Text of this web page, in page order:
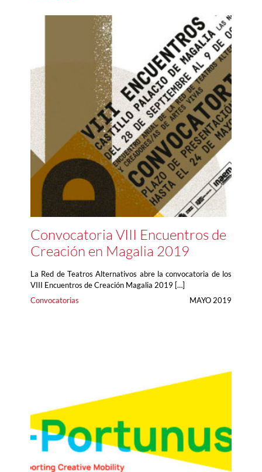
Convocatoria VIII Encuentros de
Creación en Magalia 2019
La Red de Teatros Alternativos abre la convocatoria de los
VIII Encuentros de Creación Magalia 2019 […]
Convocatorias
MAYO 2019